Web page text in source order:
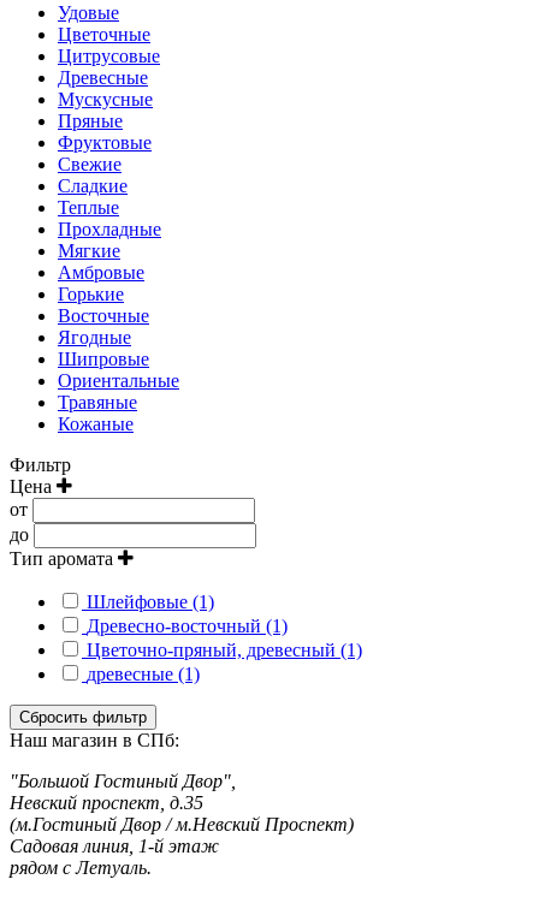
Удовые
Цветочные
Цитрусовые
Древесные
Мускусные
Пряные
Фруктовые
Свежие
Сладкие
Теплые
Прохладные
Мягкие
Амбровые
Горькие
Восточные
Ягодные
Шипровые
Ориентальные
Травяные
Кожаные
Фильтр
Цена
от
до
Тип аромата
Шлейфовые (1)
Древесно-восточный (1)
Цветочно-пряный, древесный (1)
древесные (1)
Сбросить фильтр
Наш магазин в СПб:
"Большой Гостиный Двор",
Невский проспект, д.35
(м.Гостиный Двор / м.Невский Проспект)
Садовая линия, 1-й этаж
рядом с Летуаль.